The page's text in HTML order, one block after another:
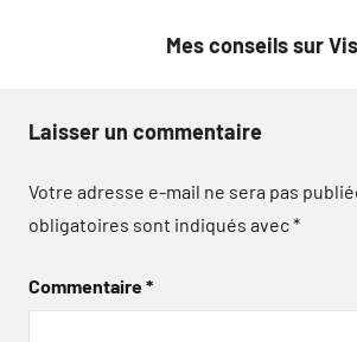
Mes conseils sur
Laisser un commentaire
Votre adresse e-mail ne sera pas
obligatoires sont indiqués avec*
Commentaire*